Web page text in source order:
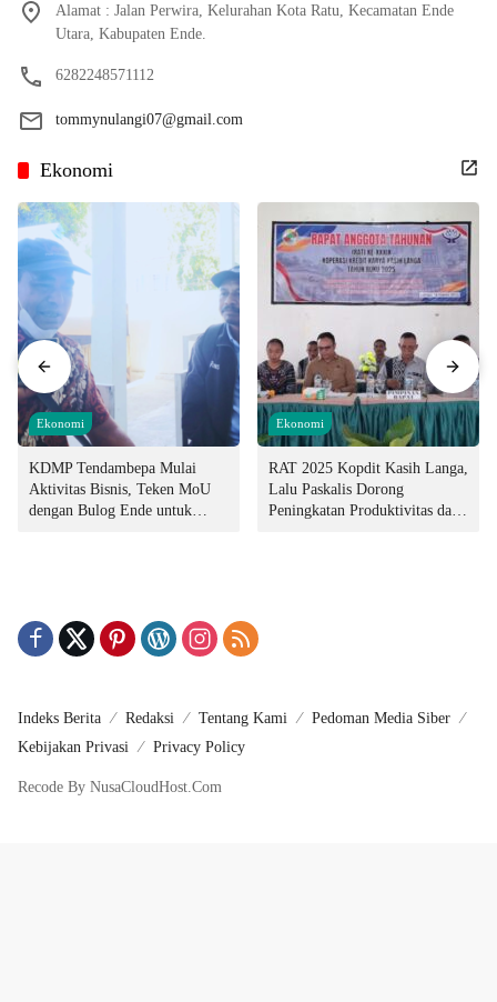
Alamat : Jalan Perwira, Kelurahan Kota Ratu, Kecamatan Ende
Utara, Kabupaten Ende.
6282248571112
tommynulangi07@gmail.com
Ekonomi
Ekonomi
KDMP Tendambepa Mulai
Aktivitas Bisnis, Teken MoU
dengan Bulog Ende untuk
Ekonomi
RAT 2025 Kopdit Kasih Langa,
Lalu Paskalis Dorong
Peningkatan Produktivitas dan
Indeks Berita Redaksi Tentang Kami
Pedoman Media Siber
Kebijakan Privasi
Privacy Policy
Recode By NusaCloudHost.Com